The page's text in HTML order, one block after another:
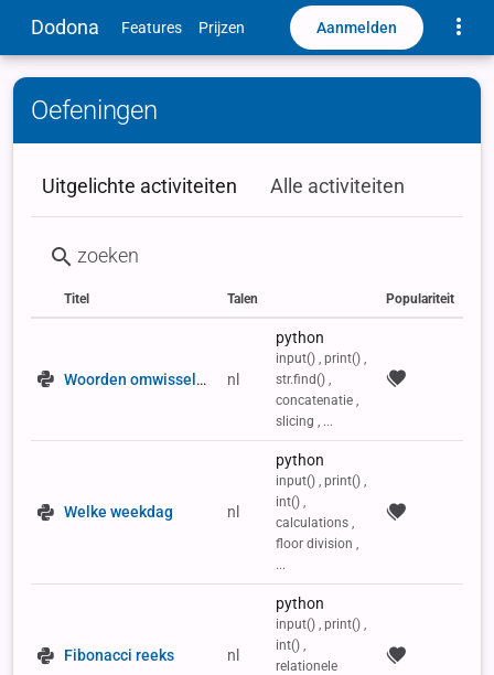
Dodona Features Prijzen Aanmelden
Oefeningen
Uitgelichte activiteiten Alle activiteiten
Status
Type
Titel
Talen
Labels
Populariteit
Woorden omwisselen nl
python
input() , print() ,
str.find() ,
concatenatie ,
slicing , ...
Welke weekdag nl
python
input() , print() ,
int() ,
calculations ,
floor division ,
...
Fibonacci reeks nl
python
input() , print() ,
int() ,
relationele